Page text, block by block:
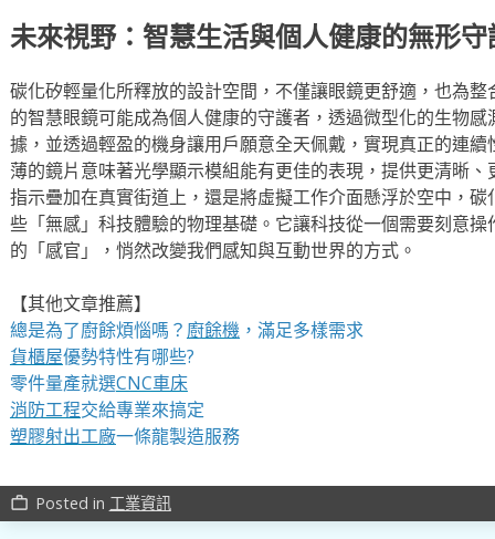
未來視野：智慧生活與個人健康的無形守
碳化矽輕量化所釋放的設計空間，不僅讓眼鏡更舒適，也為
的智慧眼鏡可能成為個人健康的守護者，透過微型化的生物
據，並透過輕盈的機身讓用戶願意全天佩戴，實現真正的連
薄的鏡片意味著光學顯示模組能有更佳的表現，提供更清晰
指示疊加在真實街道上，還是將虛擬工作介面懸浮於空中，
些「無感」科技體驗的物理基礎。它讓科技從一個需要刻意
的「感官」，悄然改變我們感知與互動世界的方式。
【其他文章推薦】
總是為了廚餘煩惱嗎？廚餘機，滿足多樣需求
貨櫃屋優勢特性有哪些?
零件量產就選CNC車床
消防工程交給專業來搞定
塑膠射出工廠一條龍製造服務
work_outline Posted in 工業資訊